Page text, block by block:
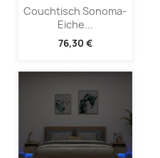
Couchtisch Sonoma-
Eiche...
76,30 €